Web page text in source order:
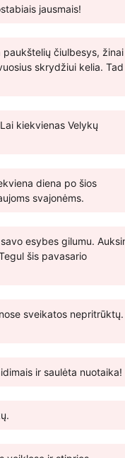
jausmais!
čiulbesys, žinai
skrydžiui kelia. Tad
kiekvienas Velykų
diena po šios
svajonėms.
esybes gilumu.
šis pavasario
sveikatos nepritrūktų.
ir saulėta nuotaika!